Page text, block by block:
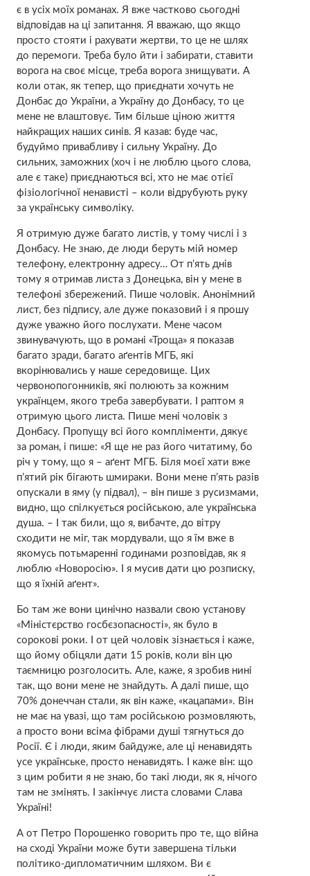
є в усіх моїх романах. Я вже частково сьогодні
відповідав на ці запитання. Я вважаю, що якщо
просто стояти і рахувати жертви, то це не шлях
до перемоги. Треба було йти і забирати, ставити
ворога на своє місце, треба ворога знищувати. А
коли отак, як тепер, що приєднати хочуть не
Донбас до України, а Україну до Донбасу, то це
мене не влаштовує. Тим більше ціною життя
найкращих наших синів. Я казав: буде час,
будуймо привабливу і сильну Україну. До
сильних, заможних (хоч і не люблю цього слова,
але є таке) приєднаються всі, хто не має отієї
фізіологічної ненависті – коли відрубують руку
за українську символіку.
Я отримую дуже багато листів, у тому числі і з
Донбасу. Не знаю, де люди беруть мій номер
телефону, електронну адресу… От п’ять днів
тому я отримав листа з Донецька, він у мене в
телефоні збережений. Пише чоловік. Анонімний
лист, без підпису, але дуже показовий і я прошу
дуже уважно його послухати. Мене часом
звинувачують, що в романі «Троща» я показав
багато зради, багато аґентів МГБ, які
вкорінювались у наше середовище. Цих
червонопогонників, які полюють за кожним
українцем, якого треба завербувати. І раптом я
отримую цього листа. Пише мені чоловік з
Донбасу. Пропущу всі його компліменти, дякує
за роман, і пише: «Я ще не раз його читатиму, бо
річ у тому, що я – аґент МГБ. Біля моєї хати вже
п’ятий рік бігають шмираки. Вони мене п’ять разів
опускали в яму (у підвал), – він пише з русизмами,
видно, що спілкується російською, але українська
душа. – І так били, що я, вибачте, до вітру
сходити не міг, так мордували, що я їм вже в
якомусь потьмаренні годинами розповідав, як я
люблю «Новоросію». І я мусив дати цю розписку,
що я їхній аґент».
Бо там же вони цинічно назвали свою установу
«Міністєрство госбєзопасності», як було в
сорокові роки. І от цей чоловік зізнається і каже,
що йому обіцяли дати 15 років, коли він цю
таємницю розголосить. Але, каже, я зробив нині
так, що вони мене не знайдуть. А далі пише, що
70% донеччан стали, як він каже, «кацапами». Він
не має на увазі, що там російською розмовляють,
а просто вони всіма фібрами душі тягнуться до
Росії. Є і люди, яким байдуже, але ці ненавидять
усе українське, просто ненавидять. І каже він: що
з цим робити я не знаю, бо такі люди, як я, нічого
там не змінять. І закінчує листа словами Слава
Україні!
А от Петро Порошенко говорить про те, що війна
на сході України може бути завершена тільки
політико-дипломатичним шляхом. Ви є